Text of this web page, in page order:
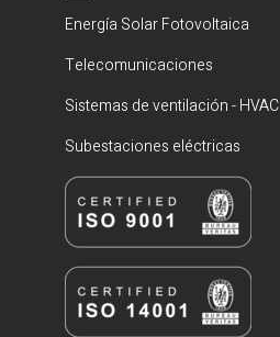
Energía Solar Fotovoltaica
Telecomunicaciones
Sistemas de ventilación - HVAC
Subestaciones eléctricas